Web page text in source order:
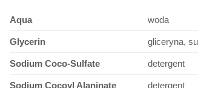
Aqua woda
Glycerin gliceryna,
Sodium Coco-Sulfate detergent
Sodium Cocoyl Alaninate detergent